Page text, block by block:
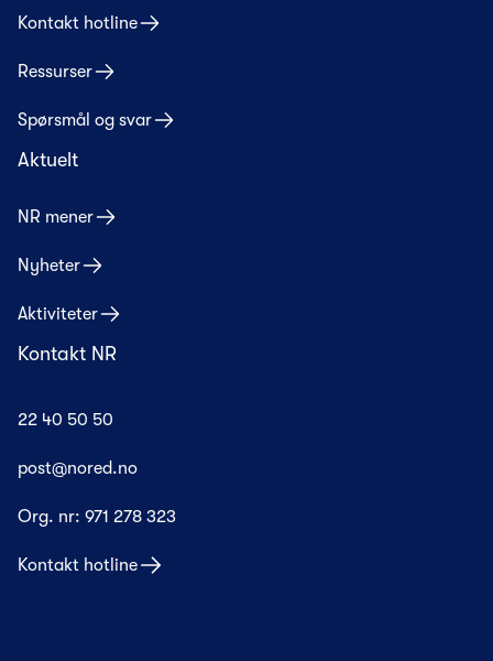
Kontakt hotline
Ressurser
Spørsmål og svar
Aktuelt
NR mener
Nyheter
Aktiviteter
Kontakt NR
22 40 50 50
post@nored.no
Org. nr: 971 278 323
Kontakt hotline